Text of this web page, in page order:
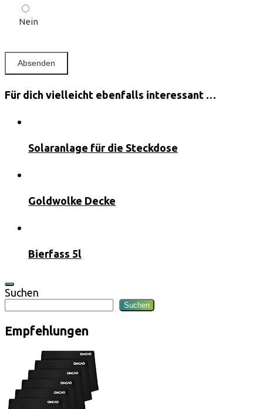
Nein
Für dich vielleicht ebenfalls interessant …
Solaranlage für die Steckdose
Goldwolke Decke
Bierfass 5l
Suchen
Suchen
Empfehlungen